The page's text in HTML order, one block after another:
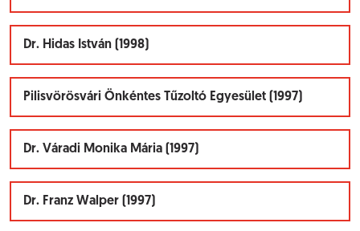
Dr. Hidas István (1998)
Pilisvörösvári Önkéntes Tűzoltó Egyesület (1997)
Dr. Váradi Monika Mária (1997)
Dr. Franz Walper (1997)